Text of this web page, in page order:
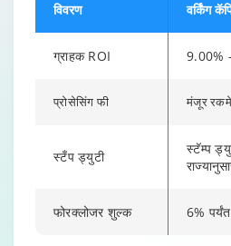
विवरण वर्किंग
ग्राहक ROI 9.00%
प्रोसेसिंग फी मंजूर
स्टँप ड्युटी
स्टॅम्प
फोरक्लोजर शुल्क 6% पर्यंत